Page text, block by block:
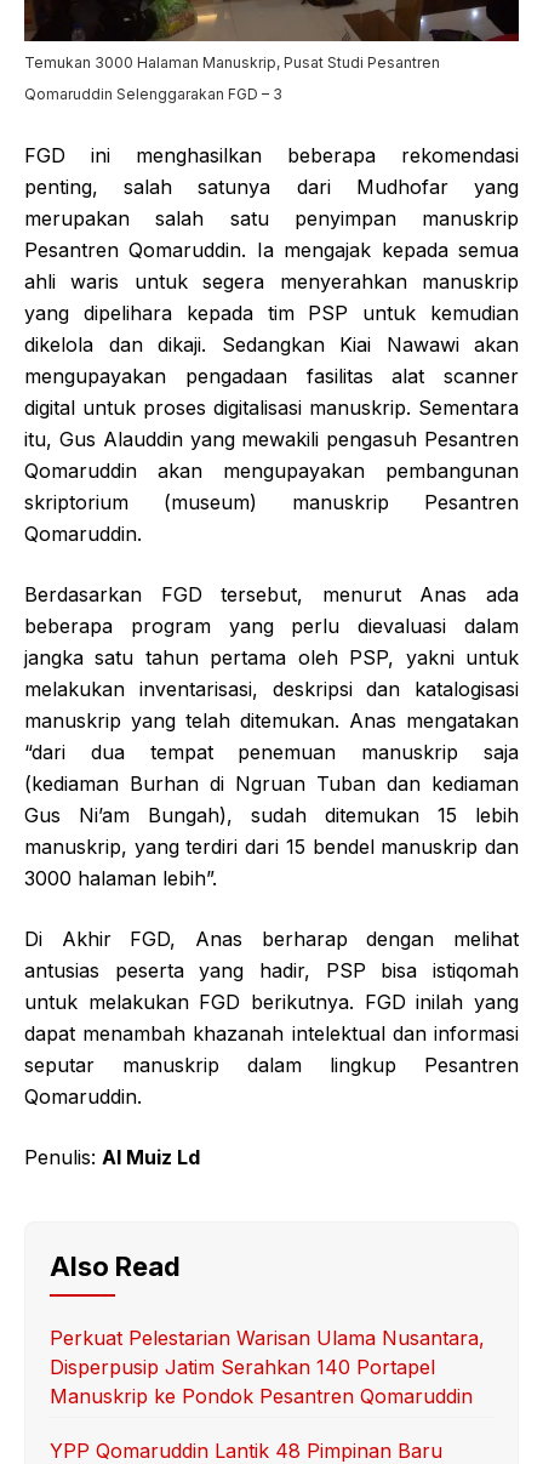
Temukan 3000 Halaman Manuskrip, Pusat Studi Pesantren
Qomaruddin Selenggarakan FGD – 3
FGD ini menghasilkan beberapa rekomendasi
penting, salah satunya dari Mudhofar yang
merupakan salah satu penyimpan manuskrip
Pesantren Qomaruddin. Ia mengajak kepada semua
ahli waris untuk segera menyerahkan manuskrip
yang dipelihara kepada tim PSP untuk kemudian
dikelola dan dikaji. Sedangkan Kiai Nawawi akan
mengupayakan pengadaan fasilitas alat scanner
digital untuk proses digitalisasi manuskrip. Sementara
itu, Gus Alauddin yang mewakili pengasuh Pesantren
Qomaruddin akan mengupayakan pembangunan
skriptorium (museum) manuskrip Pesantren
Qomaruddin.
Berdasarkan FGD tersebut, menurut Anas ada
beberapa program yang perlu dievaluasi dalam
jangka satu tahun pertama oleh PSP, yakni untuk
melakukan inventarisasi, deskripsi dan katalogisasi
manuskrip yang telah ditemukan. Anas mengatakan
“dari dua tempat penemuan manuskrip saja
(kediaman Burhan di Ngruan Tuban dan kediaman
Gus Ni’am Bungah), sudah ditemukan 15 lebih
manuskrip, yang terdiri dari 15 bendel manuskrip dan
3000 halaman lebih”.
Di Akhir FGD, Anas berharap dengan melihat
antusias peserta yang hadir, PSP bisa istiqomah
untuk melakukan FGD berikutnya. FGD inilah yang
dapat menambah khazanah intelektual dan informasi
seputar manuskrip dalam lingkup Pesantren
Qomaruddin.
Penulis: Al Muiz Ld
Also Read
Perkuat Pelestarian Warisan Ulama Nusantara,
Disperpusip Jatim Serahkan 140 Portapel
Manuskrip ke Pondok Pesantren Qomaruddin
YPP Qomaruddin Lantik 48 Pimpinan Baru